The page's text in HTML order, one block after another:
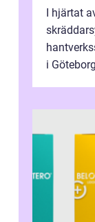
I hjärtat
i